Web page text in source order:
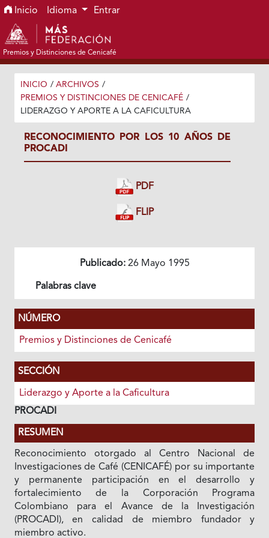
Ir al menú de navegación principal
Ir al contenido principal
Ir al pie de página del sitio
Inicio Idioma Entrar
Premios y Distinciones de Cenicafé
INICIO / ARCHIVOS /
PREMIOS Y DISTINCIONES DE CENICAFÉ /
LIDERAZGO Y APORTE A LA CAFICULTURA
RECONOCIMIENTO POR LOS 10 AÑOS DE
PROCADI
PDF
FLIP
Publicado:26 Mayo 1995
Palabras clave
NÚMERO
Premios y Distinciones de Cenicafé
SECCIÓN
Liderazgo y Aporte a la Caficultura
PROCADI
RESUMEN
Reconocimiento otorgado al Centro Nacional de
Investigaciones de Café (CENICAFÉ) por su importante
y permanente participación en el desarrollo y
fortalecimiento de la Corporación Programa
Colombiano para el Avance de la Investigación
(PROCADI), en calidad de miembro fundador y
miembro activo.